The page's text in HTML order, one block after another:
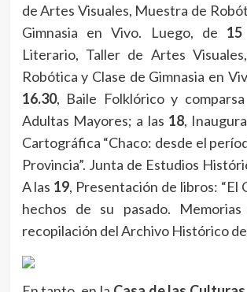
de Artes Visuales, Muestra de
Gimnasia en Vivo. Luego, de
Literario, Taller de Artes
Robótica y Clase de Gimnasia en
16.30, Baile Folklórico y
Adultas Mayores; a las 18,
Cartográfica “Chaco: desde el
Provincia”. Junta de Estudios
A las 19, Presentación de libros: “El
hechos de su pasado.
recopilación del Archivo Histórico de